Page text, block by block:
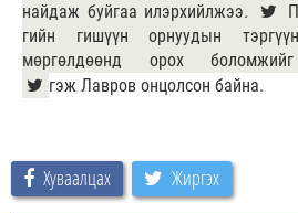
найдаж буйгаа илэрхийлжээ.
гийн гишүүн орнуудын
мөргөлдөөнд орох
гэж Лавров онцолсон байна.
Хуваалцах Жиргэх